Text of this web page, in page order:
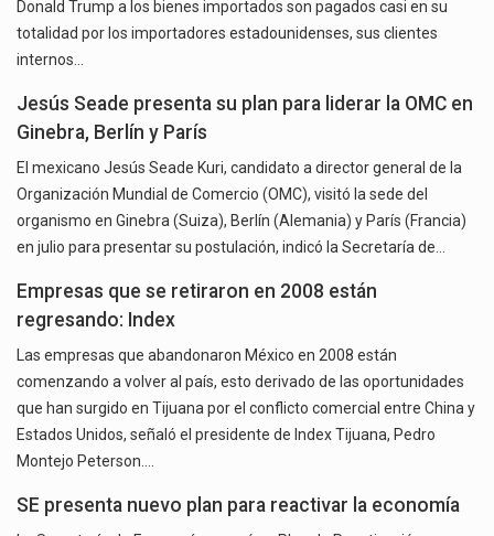
Donald Trump a los bienes importados son pagados casi en su
totalidad por los importadores estadounidenses, sus clientes
internos…
Jesús Seade presenta su plan para liderar la OMC en
Ginebra, Berlín y París
El mexicano Jesús Seade Kuri, candidato a director general de la
Organización Mundial de Comercio (OMC), visitó la sede del
organismo en Ginebra (Suiza), Berlín (Alemania) y París (Francia)
en julio para presentar su postulación, indicó la Secretaría de…
Empresas que se retiraron en 2008 están
regresando: Index
Las empresas que abandonaron México en 2008 están
comenzando a volver al país, esto derivado de las oportunidades
que han surgido en Tijuana por el conflicto comercial entre China y
Estados Unidos, señaló el presidente de Index Tijuana, Pedro
Montejo Peterson.…
SE presenta nuevo plan para reactivar la economía